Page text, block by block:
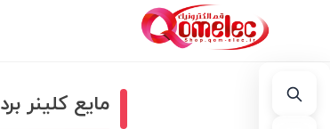
مایع کلینر برد 120 میلی لیتر F.L.D